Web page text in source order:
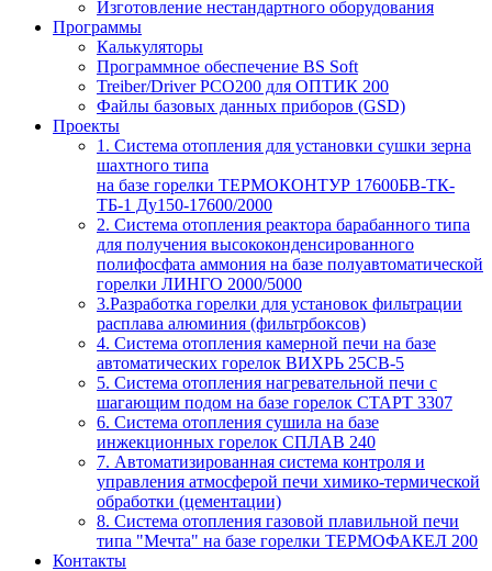
Изготовление нестандартного оборудования
Программы
Калькуляторы
Программное обеспечение BS Soft
Treiber/Driver PCO200 для ОПТИК 200
Файлы базовых данных приборов (GSD)
Проекты
1. Система отопления для установки сушки зерна
шахтного типа
на базе горелки ТЕРМОКОНТУР 17600БВ-ТК-
ТБ-1 Ду150-17600/2000
2. Система отопления реактора барабанного типа
для получения высококонденсированного
полифосфата аммония на базе полуавтоматической
горелки ЛИНГО 2000/5000
3.Разработка горелки для установок фильтрации
расплава алюминия (фильтрбоксов)
4. Система отопления камерной печи на базе
автоматических горелок ВИХРЬ 25СВ-5
5. Система отопления нагревательной печи с
шагающим подом на базе горелок СТАРТ 3307
6. Система отопления сушила на базе
инжекционных горелок СПЛАВ 240
7. Автоматизированная система контроля и
управления атмосферой печи химико-термической
обработки (цементации)
8. Система отопления газовой плавильной печи
типа "Мечта" на базе горелки ТЕРМОФАКЕЛ 200
Контакты